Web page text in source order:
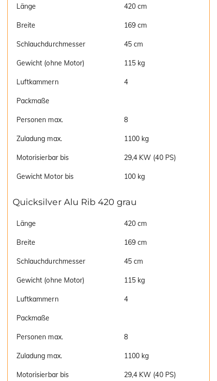
Länge 420 cm
Breite 169 cm
Schlauchdurchmesser 45 cm
Gewicht (ohne Motor) 115 kg
Luftkammern 4
Packmaße
Personen max. 8
Zuladung max. 1100 kg
Motorisierbar bis 29,4 KW (40 PS)
Gewicht Motor bis 100 kg
Quicksilver Alu Rib 420 grau
Länge 420 cm
Breite 169 cm
Schlauchdurchmesser 45 cm
Gewicht (ohne Motor) 115 kg
Luftkammern 4
Packmaße
Personen max. 8
Zuladung max. 1100 kg
Motorisierbar bis 29,4 KW (40 PS)